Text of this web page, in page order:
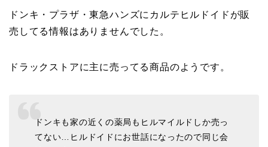
ドンキ・プラザ・東急ハンズにカルテヒルドイドが販
売してる情報はありませんでした。
ドラックストアに主に売ってる商品のようです。
ドンキも家の近くの薬局もヒルマイルドしか売っ
てない…ヒルドイドにお世話になったので同じ会